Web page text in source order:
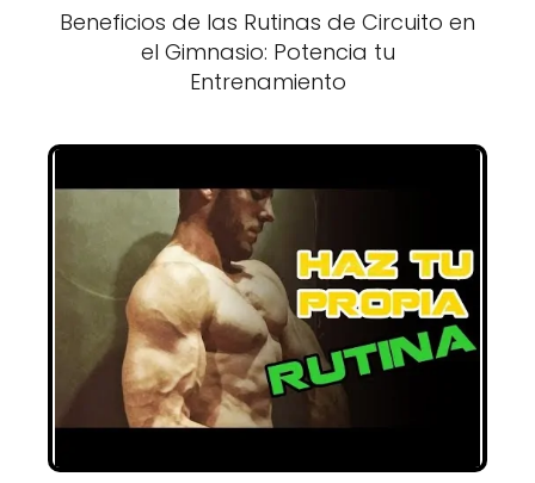
Beneficios de las Rutinas de Circuito en
el Gimnasio: Potencia tu
Entrenamiento